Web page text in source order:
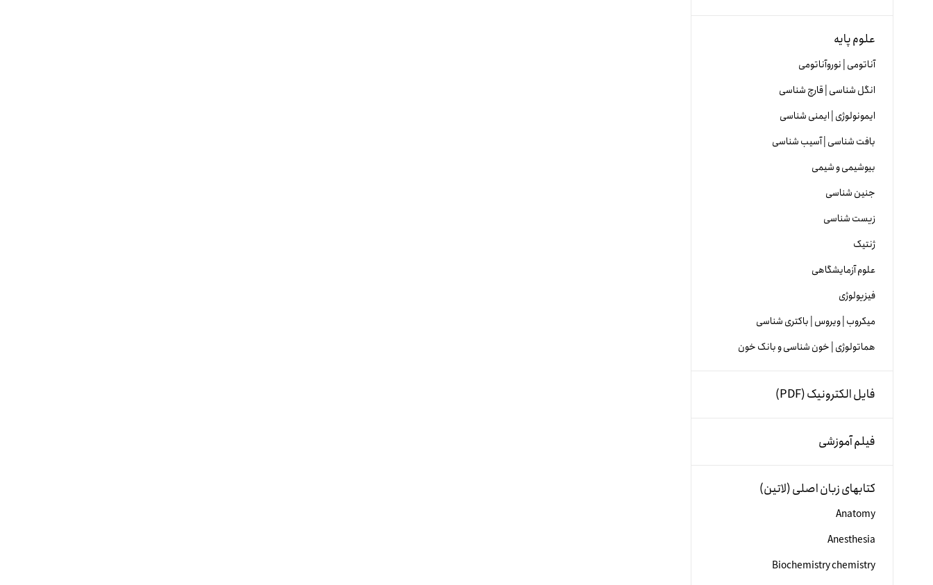
علوم پایه
آناتومی | نوروآناتومی
انگل شناسی | قارچ شناسی
ایمونولوژی | ایمنی شناسی
بافت شناسی | آسیب شناسی
بیوشیمی و شیمی
جنین شناسی
زیست شناسی
ژنتیک
علوم آزمایشگاهی
فیزیولوژی
میکروب | ویروس | باکتری شناسی
هماتولوژی | خون شناسی و بانک خون
فایل الکترونیک (PDF)
فیلم آموزشی
کتابهای زبان اصلی (لاتین)
Anatomy
Anesthesia
Biochemistry chemistry